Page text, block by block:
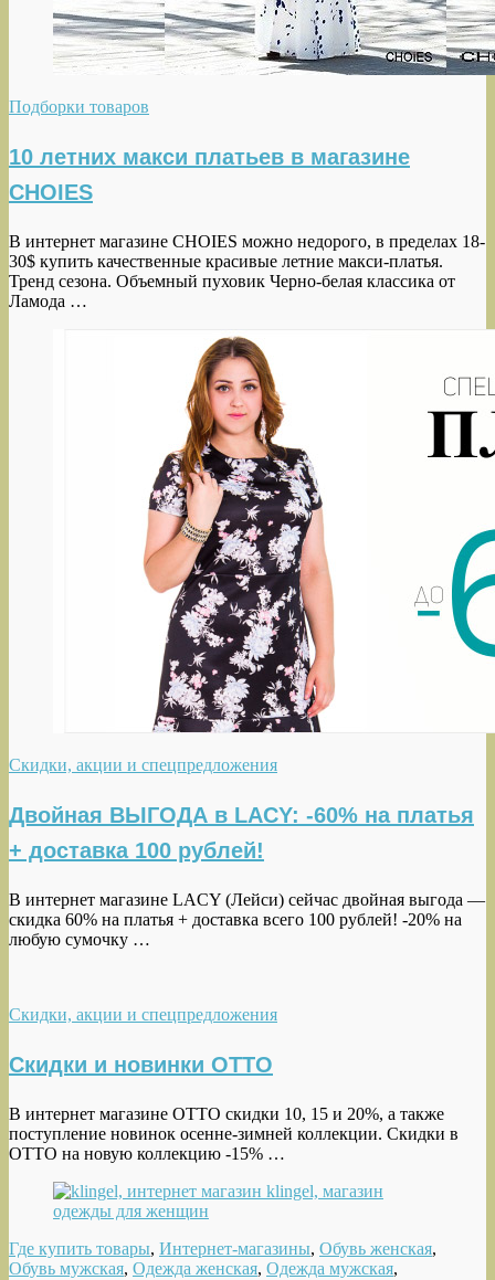
Подборки товаров
10 летних макси платьев в магазине
CHOIES
В интернет магазине CHOIES можно недорого, в пределах 18-
30$ купить качественные красивые летние макси-платья.
Тренд сезона. Объемный пуховик Черно-белая классика от
Ламода …
Скидки, акции и спецпредложения
Двойная ВЫГОДА в LACY: -60% на платья
+ доставка 100 рублей!
В интернет магазине LACY (Лейси) сейчас двойная выгода —
скидка 60% на платья + доставка всего 100 рублей! -20% на
любую сумочку …
Скидки, акции и спецпредложения
Скидки и новинки OTTO
В интернет магазине OTTO скидки 10, 15 и 20%, а также
поступление новинок осенне-зимней коллекции. Скидки в
OTTO на новую коллекцию -15% …
Где купить товары, Интернет-магазины, Обувь женская,
Обувь мужская, Одежда женская, Одежда мужская,